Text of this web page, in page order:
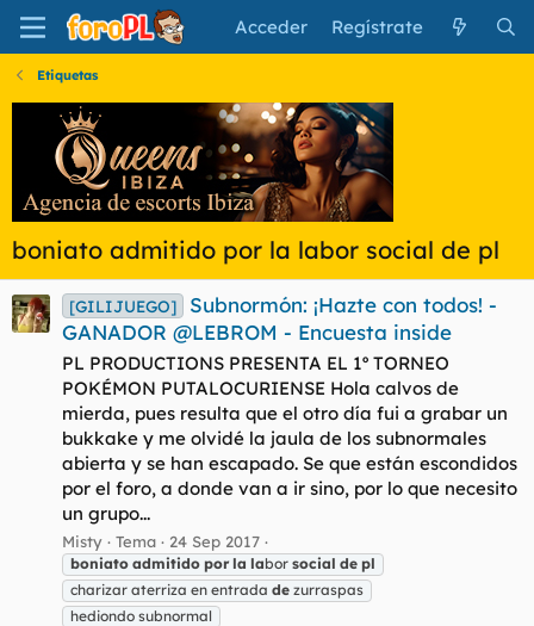
Acceder Regístrate
Etiquetas
boniato admitido por la labor social de pl
[GILIJUEGO]
Subnormón: ¡Hazte con todos! -
GANADOR @LEBROM - Encuesta inside
PL PRODUCTIONS PRESENTA EL 1º TORNEO
POKÉMON PUTALOCURIENSE Hola calvos de
mierda, pues resulta que el otro día fui a grabar un
bukkake y me olvidé la jaula de los subnormales
abierta y se han escapado. Se que están escondidos
por el foro, a donde van a ir sino, por lo que necesito
un grupo...
Misty Tema 24 Sep 2017
boniato admitido por la labor social de pl
charizar aterriza en entrada de zurraspas
hediondo subnormal